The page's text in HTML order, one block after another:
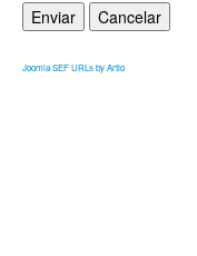
Enviar Cancelar
Joomla SEF URLs by Artio